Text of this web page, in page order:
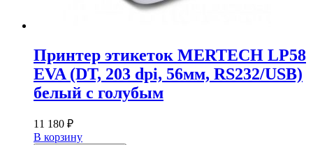
Принтер этикеток MERTECH LP58
EVA (DT, 203 dpi, 56мм, RS232/USB)
белый с голубым
11 180 ₽
В корзину